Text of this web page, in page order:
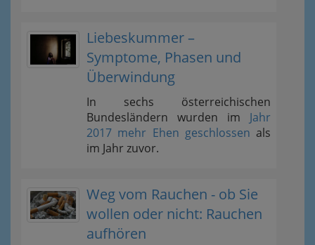
Liebeskummer –
Symptome, Phasen und
Überwindung
In sechs österreichischen
Bundesländern wurden im Jahr
2017 mehr Ehen geschlossen als
im Jahr zuvor.
Weg vom Rauchen - ob Sie
wollen oder nicht: Rauchen
aufhören